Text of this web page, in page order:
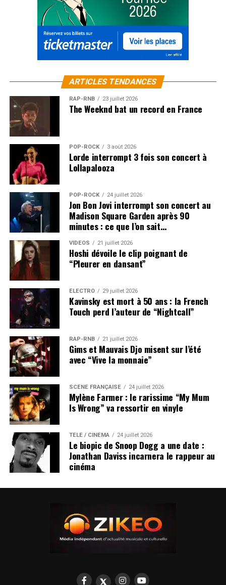
ARTICLES TENDANCES
RAP-RNB 23 juillet 2026
The Weeknd bat un record en France
POP-ROCK 3 août 2026
Lorde interrompt 3 fois son concert à
Lollapalooza
POP-ROCK 24 juillet 2026
Jon Bon Jovi interrompt son concert au
Madison Square Garden après 90
minutes : ce que l’on sait…
VIDEOS 21 juillet 2026
Hoshi dévoile le clip poignant de
“Pleurer en dansant”
ÉLECTRO 29 juillet 2026
Kavinsky est mort à 50 ans : la French
Touch perd l’auteur de “Nightcall”
RAP-RNB 21 juillet 2026
Gims et Mauvais Djo misent sur l’été
avec “Vive la monnaie”
SCÈNE FRANÇAISE 24 juillet 2026
Mylène Farmer : le rarissime “My Mum
Is Wrong” va ressortir en vinyle
TÉLÉ / CINÉMA 24 juillet 2026
Le biopic de Snoop Dogg a une date :
Jonathan Daviss incarnera le rappeur au
cinéma